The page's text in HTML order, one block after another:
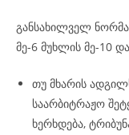
განსახილველ
მე-6 მუხლის მე-10
თუ მხარის
საარბიტრაჟო
ხერხდება,